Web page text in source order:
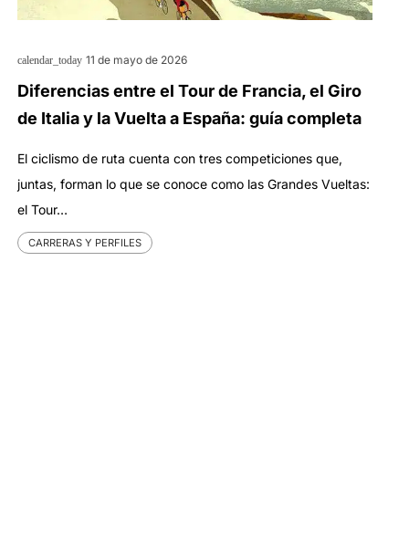
calendar_today 11 de mayo de 2026
Diferencias entre el Tour de Francia, el Giro
de Italia y la Vuelta a España: guía completa
El ciclismo de ruta cuenta con tres competiciones que,
juntas, forman lo que se conoce como las Grandes Vueltas:
el Tour…
CARRERAS Y PERFILES